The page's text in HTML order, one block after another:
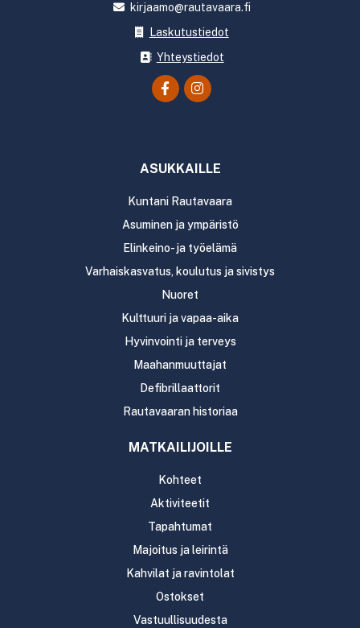
kirjaamo@rautavaara.fi
Laskutustiedot
Yhteystiedot
ASUKKAILLE
Kuntani Rautavaara
Asuminen ja ympäristö
Elinkeino- ja työelämä
Varhaiskasvatus, koulutus ja sivistys
Nuoret
Kulttuuri ja vapaa-aika
Hyvinvointi ja terveys
Maahanmuuttajat
Defibrillaattorit
Rautavaaran historiaa
MATKAILIJOILLE
Kohteet
Aktiviteetit
Tapahtumat
Majoitus ja leirintä
Kahvilat ja ravintolat
Ostokset
Vastuullisuudesta